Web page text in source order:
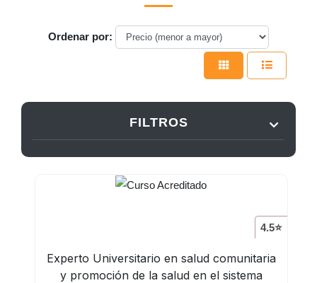
Ordenar por:
FILTROS
4.5⭐
Experto Universitario en salud comunitaria
y promoción de la salud en el sistema